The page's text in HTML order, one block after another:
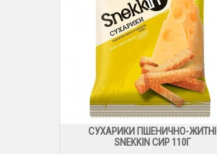
СУХАРИКИ ПШЕНИЧНО-ЖИТНІ
SNEKKIN СИР 110Г